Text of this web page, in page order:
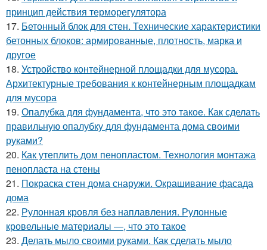
принцип действия терморегулятора
17. Бетонный блок для стен. Технические характеристики
бетонных блоков: армированные, плотность, марка и
другое
18. Устройство контейнерной площадки для мусора.
Архитектурные требования к контейнерным площадкам
для мусора
19. Опалубка для фундамента, что это такое. Как сделать
правильную опалубку для фундамента дома своими
руками?
20. Как утеплить дом пенопластом. Технология монтажа
пенопласта на стены
21. Покраска стен дома снаружи. Окрашивание фасада
дома
22. Рулонная кровля без наплавления. Рулонные
кровельные материалы —, что это такое
23. Делать мыло своими руками. Как сделать мыло